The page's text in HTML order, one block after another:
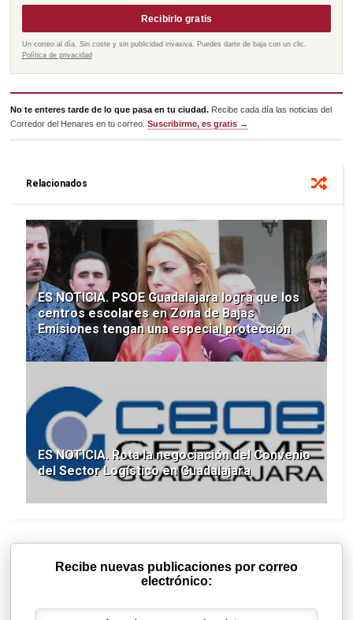
Recibirlo gratis
Un correo al día. Sin coste y sin publicidad invasiva. Puedes darte de baja con un clic.
Política de privacidad
No te enteres tarde de lo que pasa en tu ciudad. Recibe cada día las noticias del
Corredor del Henares en tu correo.Suscribirme, es gratis →
Relacionados
ES NOTICIA. PSOE Guadalajara logra que los
centros escolares en Zona de Bajas
Emisiones tengan una especial protección
ES NOTICIA. Rota la negociación del Convenio
del Sector Logístico en Guadalajara
Recibe nuevas publicaciones por correo
electrónico: